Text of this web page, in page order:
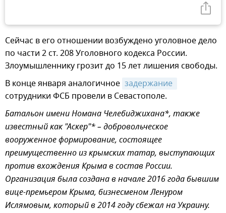
Сейчас в его отношении возбуждено уголовное дело
по части 2 ст. 208 Уголовного кодекса России.
Злоумышленнику грозит до 15 лет лишения свободы.
В конце января аналогичное
сотрудники ФСБ провели в Севастополе.
Батальон имени Номана Челебиджихана*, также
известный как "Аскер"* – добровольческое
вооруженное формирование, состоящее
преимущественно из крымских татар, выступающих
против вхождения Крыма в состав России.
Организация была создана в начале 2016 года бывшим
вице-премьером Крыма, бизнесменом Ленуром
Ислямовым, который в 2014 году сбежал на Украину.